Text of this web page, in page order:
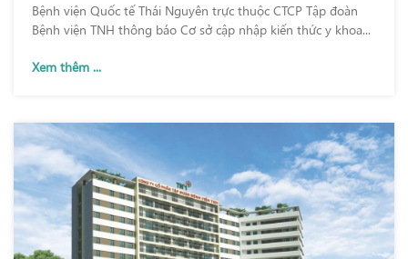
Bệnh viện Quốc tế Thái Nguyên trực thuộc CTCP Tập đoàn
Bệnh viện TNH thông báo Cơ sở cập nhập kiến thức y khoa...
Xem thêm ...